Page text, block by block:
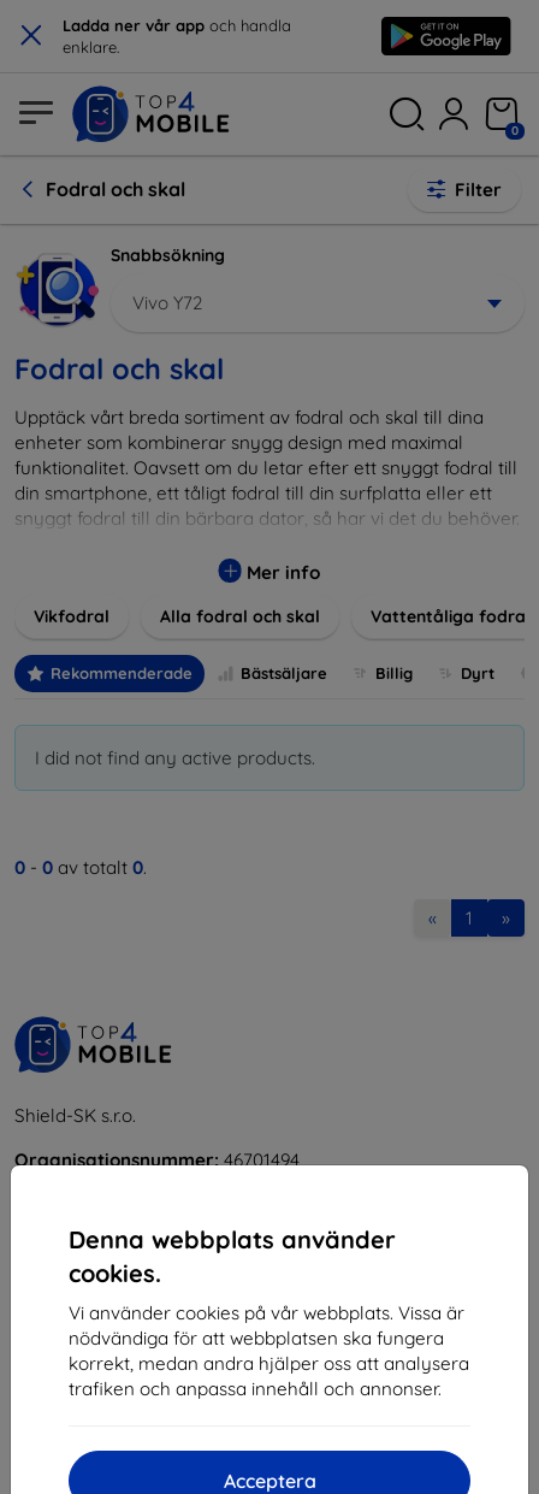
× Ladda ner vår app och handla
enklare.
Denna webbplats använder
cookies.
Vi använder cookies på vår webbplats. Vissa är
nödvändiga för att webbplatsen ska fungera
korrekt, medan andra hjälper oss att analysera
trafiken och anpassa innehåll och annonser.
Acceptera
0
Fodral och skal Filter
Snabbsökning
Vivo Y72
Fodral och skal
Upptäck vårt breda sortiment av fodral och skal till dina
enheter som kombinerar snygg design med maximal
funktionalitet. Oavsett om du letar efter ett snyggt fodral till
din smartphone, ett tåligt fodral till din surfplatta eller ett
snyggt fodral till din bärbara dator, så har vi det du behöver.
stötar, samtidigt som de tar hänsyn till användarnas
att hitta rätt tillbehör till din enhet. Våra fodral och skal är
inte bara praktiska utan också moderiktiga, vilket gör dem
dig.
Mer info
Vikfodral Alla fodral och skal Vattentåliga fodral
Rekommenderade Bästsäljare Billig Dyrt
I did not find any active products.
0 - 0 av totalt 0.
« 1 »
Shield-SK s.r.o.
Organisationsnummer: 46701494
Kontakt
info@top4mobile.eu
Skriv till oss
Lördag och söndag: